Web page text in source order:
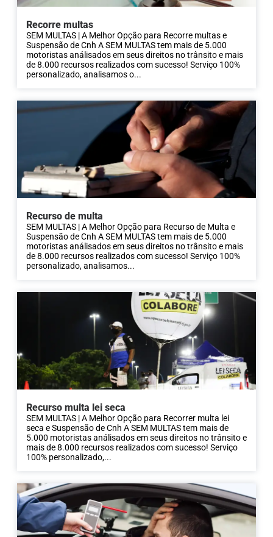
Recorre multas
SEM MULTAS | A Melhor Opção para Recorre multas e
Suspensão de Cnh A SEM MULTAS tem mais de 5.000
motoristas análisados em seus direitos no trânsito e mais
de 8.000 recursos realizados com sucesso! Serviço 100%
personalizado, analisamos o...
Recurso de multa
SEM MULTAS | A Melhor Opção para Recurso de Multa e
Suspensão de Cnh A SEM MULTAS tem mais de 5.000
motoristas análisados em seus direitos no trânsito e mais
de 8.000 recursos realizados com sucesso! Serviço 100%
personalizado, analisamos...
Recurso multa lei seca
SEM MULTAS | A Melhor Opção para Recorrer multa lei
seca e Suspensão de Cnh A SEM MULTAS tem mais de
5.000 motoristas análisados em seus direitos no trânsito e
mais de 8.000 recursos realizados com sucesso! Serviço
100% personalizado,...